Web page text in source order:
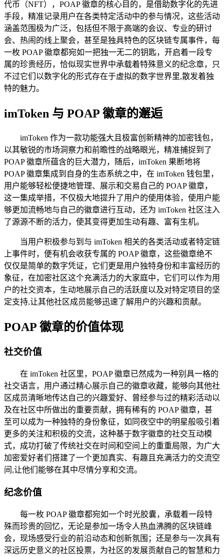
代币（NFT），POAP 徽章的核心目的，是借助数字化的先进
手段，精准记录用户在各类特定活动中的参与情况，这些活动
涵盖范围极为广泛，包括但不限于高端的会议、专业的研讨
会、热闹的线上聚会，甚至是独具特色的区块链专属事件，每
一枚 POAP 徽章都宛如一把独一无二的钥匙，开启着一段专
属的珍贵经历，恰似现实世界中承载着特殊意义的纪念章，只
不过它们以数字化的形式存在于虚拟的数字世界里,散发着独
特的魅力。
imToken 与 POAP 徽章的邂逅
imToken 作为一款功能强大且极富创新精神的加密钱包，
以其敏锐的市场洞察力和前瞻性的战略眼光，精准捕捉到了
POAP 徽章所蕴含的巨大潜力，随后，imToken 果断地将
POAP 徽章集成到自身的生态系统之中，在 imToken 钱包里，
用户能够轻松便捷地管理、展示和交易自己的 POAP 徽章，
这一集成举措，不仅极大地提升了用户的使用体验，使用户能
够更加流畅地与自己的徽章进行互动，还为 imToken 社区注入
了源源不断的活力，使其变得更加生动有趣、富有生机。
当用户积极参与到与 imToken 相关的各类活动或者特定链
上事件时，便有机会收获专属的 POAP 徽章，这些徽章绝不
仅仅是简单的数字凭证，它们更是用户独特身份和丰富经历的
象征，在加密社区这个充满活力的大家庭中，它们可以作为用
户的社交资本，生动地展示自己的活跃度以及对特定项目的坚
定支持,让其他社区成员能够迅速了解用户的兴趣和贡献。
POAP 徽章的价值体现
社交价值
在 imToken 社区里，POAP 徽章已然成为一种别具一格的
社交语言，用户通过精心展示自己的徽章收藏，能够向其他社
区成员清晰地传达自己的兴趣爱好、曾经参与过的精彩活动以
及在社区中所做出的重要贡献，拥有稀有的 POAP 徽章，甚
至可以成为一种独特的身份象征，如同夜空中的明星般吸引着
更多的关注和积极的交流，这种基于数字徽章的社交互动模
式，成功打破了传统社交在时间和空间上的重重局限，为广大
加密爱好者们搭建了一个更加真实、有趣且充满活力的交流空
间,让他们能够在其中尽情分享和交流。
纪念价值
每一枚 POAP 徽章都宛如一个时光胶囊，承载着一段特
殊而珍贵的回忆，无论是参加一场令人热血沸腾的区块链峰
会，现场感受行业的前沿动态和创新氛围；还是参与一次具有
深远历史意义的社区投票，为社区的发展贡献自己的智慧和力